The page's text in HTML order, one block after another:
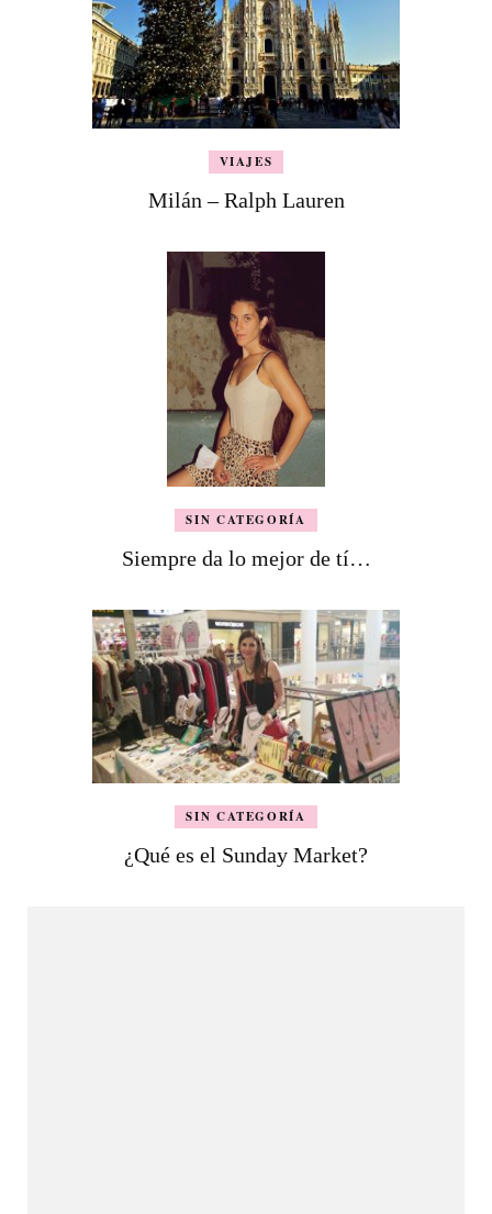
VIAJES
Milán – Ralph Lauren
SIN CATEGORÍA
Siempre da lo mejor de tí…
SIN CATEGORÍA
¿Qué es el Sunday Market?